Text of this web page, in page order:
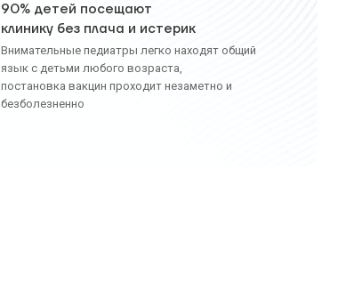
90% детей посещают
клинику без плача и истерик
Внимательные педиатры легко находят общий
язык с детьми любого возраста,
постановка вакцин проходит незаметно и
безболезненно